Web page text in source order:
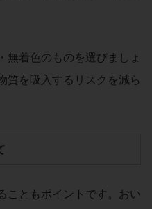
無着色のものを選びましょ
質を吸入するリスクを減ら
こともポイントです。おい